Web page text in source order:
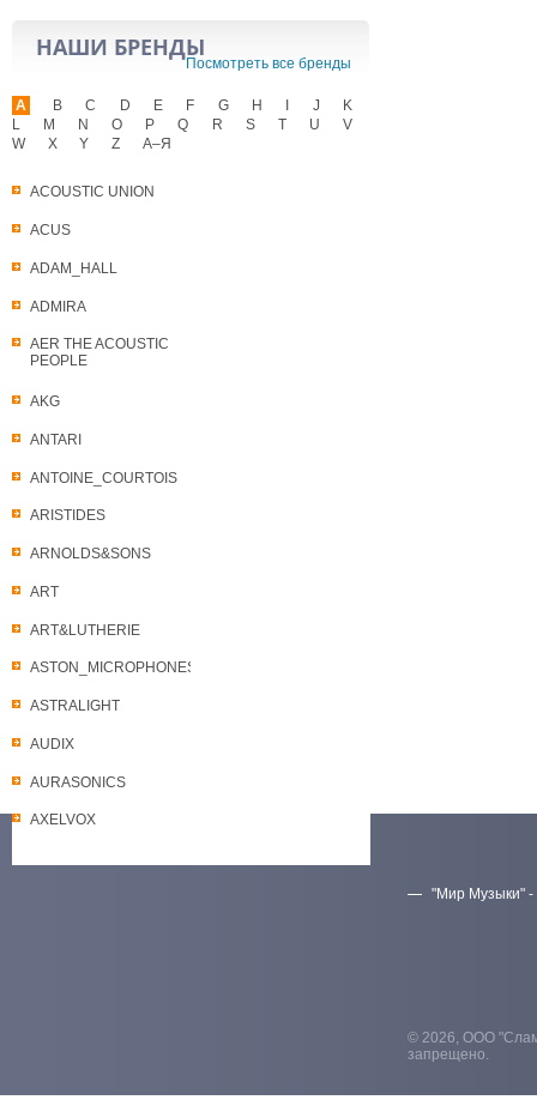
НАШИ БРЕНДЫ
Посмотреть все бренды
A
ACOUSTIC UNION
ACUS
ADAM_HALL
ADMIRA
AER THE ACOUSTIC
PEOPLE
AKG
ANTARI
ANTOINE_COURTOIS
ARISTIDES
ARNOLDS&SONS
ART
ART&LUTHERIE
ASTON_MICROPHONES
ASTRALIGHT
AUDIX
AURASONICS
AXELVOX
B C D E F G H J
K
L
M N O P Q R S T U
V
W
X Y Z А–Я
"Мир Музыки" -
© 2026, ООО
запрещено.